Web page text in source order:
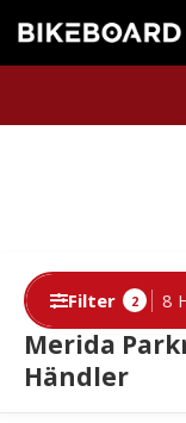
Filter 2 8
Merida
Händler